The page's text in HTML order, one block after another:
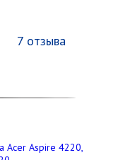
7 отзыва